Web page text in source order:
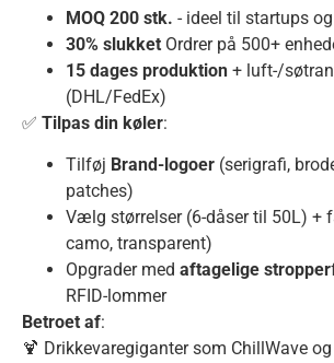
MOQ 200 stk. - ideel til startups
30% slukket Ordrer på 500+
15 dages produktion + luft-/
(DHL/FedEx)
✅ Tilpas din køler:
Tilføj Brand-logoer (serigrafi,
patches)
Vælg størrelser (6-dåser til 50L) +
camo, transparent)
Opgrader med aftagelige stropper
RFID-lommer
Betroet af:
🍹 Drikkevaregiganter som ChillWave